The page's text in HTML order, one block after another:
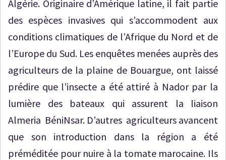
Algérie. Originaire d’Amérique latine, il fait partie
des espèces invasives qui s’accommodent aux
conditions climatiques de l’Afrique du Nord et de
l’Europe du Sud. Les enquêtes menées auprès des
agriculteurs de la plaine de Bouargue, ont laissé
prédire que l’insecte a été attiré à Nador par la
lumière des bateaux qui assurent la liaison
Almeria BéniNsar. D’autres agriculteurs avancent
que son introduction dans la région a été
préméditée pour nuire à la tomate marocaine. Ils